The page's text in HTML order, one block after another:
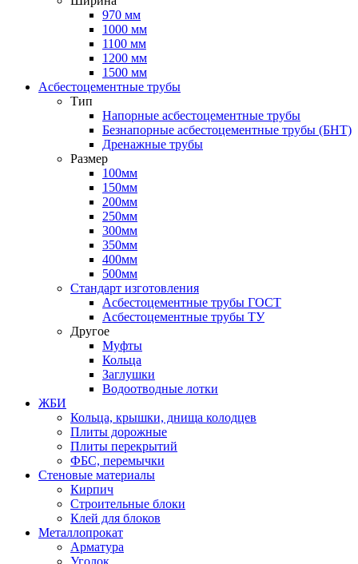
970 мм
1000 мм
1100 мм
1200 мм
1500 мм
Асбестоцементные трубы
Тип
Напорные асбестоцементные трубы
Безнапорные асбестоцементные трубы (БНТ)
Дренажные трубы
Размер
100мм
150мм
200мм
250мм
300мм
350мм
400мм
500мм
Стандарт изготовления
Асбестоцементные трубы ГОСТ
Асбестоцементные трубы ТУ
Другое
Муфты
Кольца
Заглушки
Водоотводные лотки
ЖБИ
Кольца, крышки, днища колодцев
Плиты дорожные
Плиты перекрытий
ФБС, перемычки
Стеновые материалы
Кирпич
Строительные блоки
Клей для блоков
Металлопрокат
Арматура
Уголок